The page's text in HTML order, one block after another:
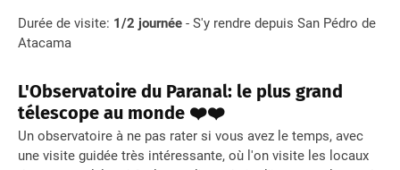
Durée de visite: 1/2 journée - S'y rendre depuis San Pédro de
Atacama
L'Observatoire du Paranal: le plus grand
télescope au monde ❤️❤️
Un observatoire à ne pas rater si vous avez le temps, avec
une visite guidée très intéressante, où l'on visite les locaux